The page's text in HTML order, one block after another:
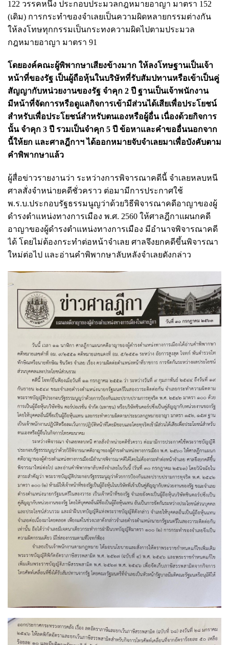
122 วรรคหนึ่ง ประกอบประมวลกฎหมายอาญา มาตรา 152
(เดิม) การกระทำของจำเลยเป็นความผิดหลายกรรมต่างกัน
ให้ลงโทษทุกกรรมเป็นกระทงความผิดไปตามประมวล
กฎหมายอาญา มาตรา 91
โดยองค์คณะผู้พิพากษาเสียงข้างมาก ให้ลงโทษฐานเป็นเจ้า
หน้าที่ของรัฐ เป็นผู้ถือหุ้นในบริษัทที่รับสัมปทานหรือเข้าเป็นคู่
สัญญากับหน่วยงานของรัฐ จำคุก 2 ปี ฐานเป็นเจ้าพนักงาน
มีหน้าที่จัดการหรือดูแลกิจการเข้ามีส่วนได้เสียเพื่อประโยชน์
สำหรับเพื่อประโยชน์สำหรับตนเองหรือผู้อื่น เนื่องด้วยกิจการ
นั้น จำคุก 3 ปี รวมเป็นจำคุก 5 ปี ข้อหาและคำขออื่นนอกจาก
นี้ให้ยก และศาลฎีกาฯ ได้ออกหมายจับจำเลยมาเพื่อบังคับตาม
คำพิพากษาแล้ว
ผู้สื่อข่าวรายงานว่า ระหว่างการพิจารณาคดีนี้ จำเลยหลบหนี
ศาลสั่งจำหน่ายคดีชั่วคราว ต่อมามีการประกาศใช้
พ.ร.บ.ประกอบรัฐธรรมนูญว่าด้วยวิธีพิจารณาคดีอาญาของผู้
ดำรงตำแหน่งทางการเมือง พ.ศ. 2560 ให้ศาลฎีกาแผนกคดี
อาญาของผู้ดำรงตำแหน่งทางการเมือง มีอำนาจพิจารณาคดี
ได้ โดยไม่ต้องกระทำต่อหน้าจำเลย ศาลจึงยกคดีขึ้นพิจารณา
ใหม่ต่อไป และอ่านคำพิพากษาลับหลังจำเลยดังกล่าว